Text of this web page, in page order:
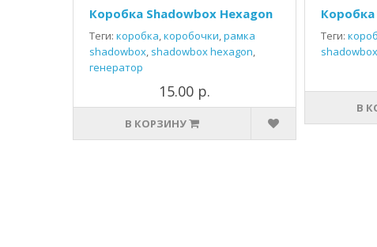
Коробка Shadowbox Hexagon
Теги: коробка,коробочки,рамка
shadowbox, shadowbox hexagon,
генератор
15.00 р.
В КОРЗИНУ
Теги:
shadowbox
В